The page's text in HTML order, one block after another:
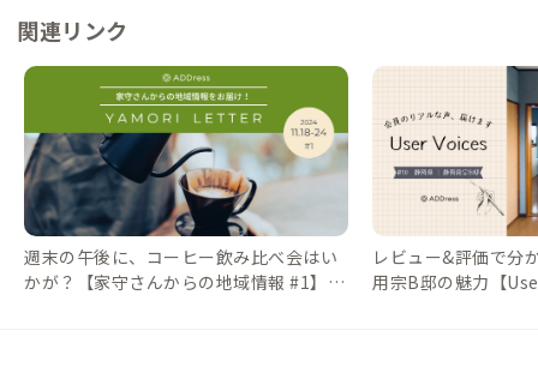
分 買い物 ・HUT PARK：徒歩6分 ・セブンイレブン静岡用宗店
徒歩5分 その他 ・PULCLEポート(シェアサイクル) 徒歩2分 ・用
宗みなと温泉(温泉) 徒歩2分 ・クラブサリーズ(SUP) 徒歩13分
・用宗海岸(海水浴、釣り、SUP) 徒歩4分
関連リンク
週末の午後に、コーヒー飲み比べ会はい
かが？【家守さんからの地域情報 #1】｜
レビュー&評価で分
用宗B邸の魅力【